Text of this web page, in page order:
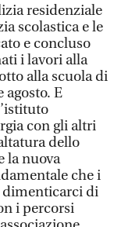
residenziale
scolastica e le
e concluso
i lavori alla
alla scuola di
agosto. E
con gli altri
dello
la nuova
che i
dimenticarci di
i percorsi